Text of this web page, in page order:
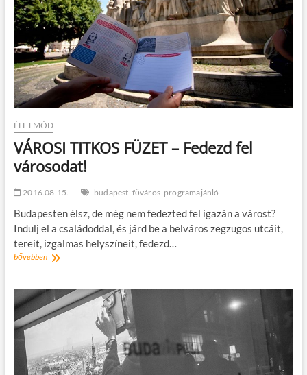
ÉLETMÓD
VÁROSI TITKOS FÜZET – Fedezd fel
városodat!
2016.08.15. budapest főváros programajánló
Budapesten élsz, de még nem fedezted fel igazán a várost?
Indulj el a családoddal, és járd be a belváros zegzugos utcáit,
tereit, izgalmas helyszíneit, fedezd…
bővebbenVÁROSI
–
Fedezd
fel